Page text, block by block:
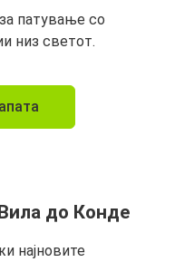
патување со
низ светот.
до Конде
најновите